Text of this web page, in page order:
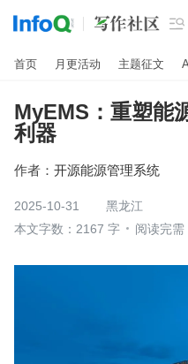

首页 月更活动 主题征文
MyEMS：重塑能
利器
作者： 开源能源管理系统
2025-10-31
黑龙江
本文字数：2167 字
阅读完需